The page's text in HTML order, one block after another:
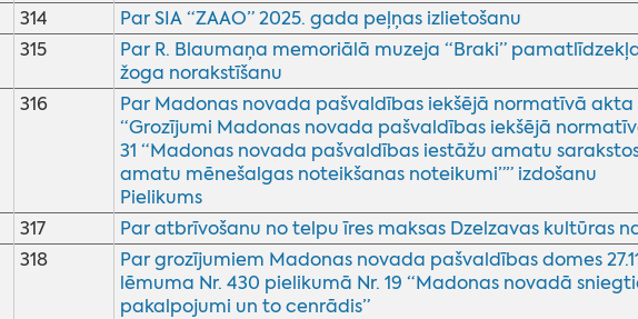
314 Par SIA “ZAAO” 2025. gada peļņas izlietošanu
315
Par R. Blaumaņa memoriālā muzeja “Braki”
žoga norakstīšanu
316
Par Madonas novada pašvaldības iekšējā normatīvā akta
“Grozījumi Madonas novada pašvaldības iekšējā
31 “Madonas novada pašvaldības iestāžu amatu
amatu mēnešalgas noteikšanas noteikumi”” izdošanu
Pielikums
317 Par atbrīvošanu no telpu īres maksas Dzelzavas kultūras
318
Par grozījumiem Madonas novada pašvaldības domes
lēmuma Nr. 430 pielikumā Nr. 19 “Madonas novadā
pakalpojumi un to cenrādis”